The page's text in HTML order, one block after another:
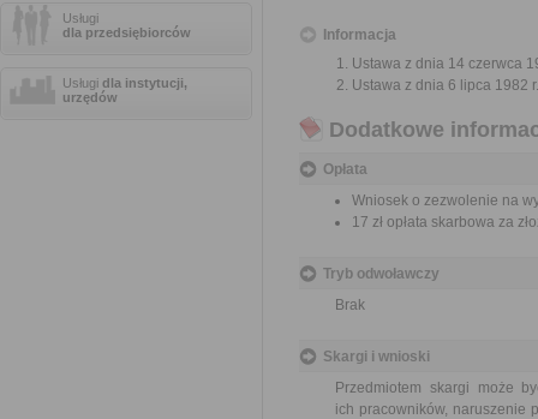
Usługi
dla przedsiębiorców
Usługi dla instytucji,
urzędów
Informacja
Ustawa z dnia 14 czerwca
Ustawa z dnia 6 lipca 1982
Dodatkowe
Opłata
Wniosek o zezwolenie na
17 zł opłata skarbowa za
Tryb odwoławczy
Brak
Skargi i wnioski
Przedmiotem skargi może
ich pracowników, naruszenie